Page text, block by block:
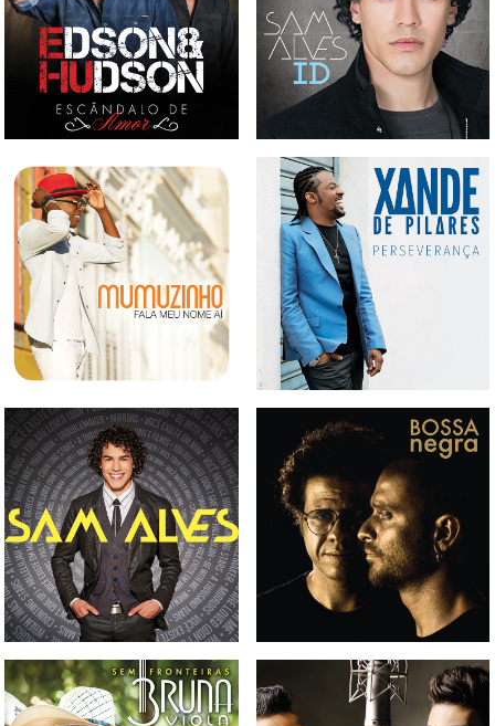
CD EDSON & HUDSON -
ESCÂNDALO DE AMOR
CD SAM ALVES - ID
CD MUMUZINHO - FALA
MEU NOME AÍ
CD XANDES DE PILARES -
PERSEVERANÇA
CD SAM ALVES
CD DIOGO NOGUEIRA +
HAMILTON DE HOLANDA -
BOSSA NEGRA